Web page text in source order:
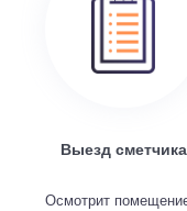
Выезд сметчика
Осмотрит